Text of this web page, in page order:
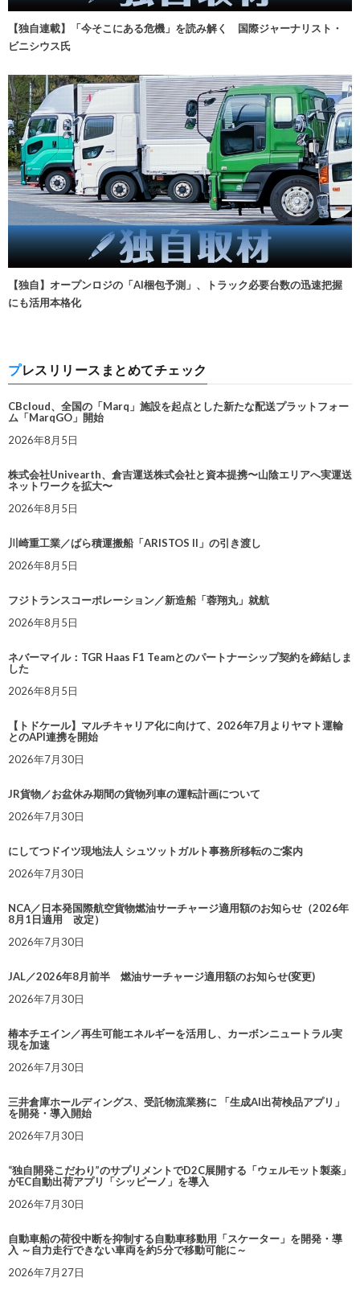
【独自連載】「今そこにある危機」を読み解く 国際ジャーナリスト・
ビニシウス氏
【独自】オープンロジの「AI梱包予測」、トラック必要台数の迅速把握
にも活用本格化
プレスリリースまとめてチェック
CBcloud、全国の「Marq」施設を起点とした新たな配送プラットフォー
ム「MarqGO」開始
2026年8月5日
株式会社Univearth、倉吉運送株式会社と資本提携〜山陰エリアへ実運送
ネットワークを拡大〜
2026年8月5日
川崎重工業／ばら積運搬船「ARISTOS II」の引き渡し
2026年8月5日
フジトランスコーポレーション／新造船「蓉翔丸」就航
2026年8月5日
ネバーマイル：TGR Haas F1 Teamとのパートナーシップ契約を締結しま
した
2026年8月5日
【トドケール】マルチキャリア化に向けて、2026年7月よりヤマト運輸
とのAPI連携を開始
2026年7月30日
JR貨物／お盆休み期間の貨物列車の運転計画について
2026年7月30日
にしてつドイツ現地法人 シュツットガルト事務所移転のご案内
2026年7月30日
NCA／日本発国際航空貨物燃油サーチャージ適用額のお知らせ（2026年
8月1日適用 改定）
2026年7月30日
JAL／2026年8月前半 燃油サーチャージ適用額のお知らせ(変更)
2026年7月30日
椿本チエイン／再生可能エネルギーを活用し、カーボンニュートラル実
現を加速
2026年7月30日
三井倉庫ホールディングス、受託物流業務に 「生成AI出荷検品アプリ」
を開発・導入開始
2026年7月30日
“独自開発こだわり”のサプリメントでD2C展開する「ウェルモット製薬」
がEC自動出荷アプリ「シッピーノ」を導入
2026年7月30日
自動車船の荷役中断を抑制する自動車移動用「スケーター」を開発・導
入 ～自力走行できない車両を約5分で移動可能に～
2026年7月27日